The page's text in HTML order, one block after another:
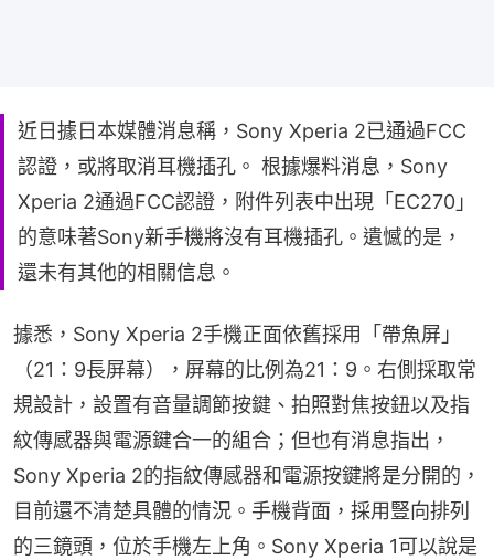
近日據日本媒體消息稱，Sony Xperia 2已通過FCC
認證，或將取消耳機插孔。 根據爆料消息，Sony
Xperia 2通過FCC認證，附件列表中出現「EC270」
的意味著Sony新手機將沒有耳機插孔。遺憾的是，
還未有其他的相關信息。
據悉，Sony Xperia 2手機正面依舊採用「帶魚屏」
（21：9長屏幕），屏幕的比例為21：9。右側採取常
規設計，設置有音量調節按鍵、拍照對焦按鈕以及指
紋傳感器與電源鍵合一的組合；但也有消息指出，
Sony Xperia 2的指紋傳感器和電源按鍵將是分開的，
目前還不清楚具體的情況。手機背面，採用豎向排列
的三鏡頭，位於手機左上角。Sony Xperia 1可以說是